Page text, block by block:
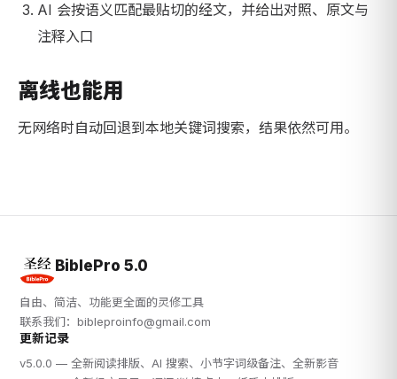
AI 会按语义匹配最贴切的经文，并给出对照、原文与
注释入口
离线也能用
无网络时自动回退到本地关键词搜索，结果依然可用。
BiblePro 5.0
自由、简洁、功能更全面的灵修工具
联系我们： bibleproinfo@gmail.com
更新记录
v5.0.0 — 全新阅读排版、AI 搜索、小节字词级备注、全新影音